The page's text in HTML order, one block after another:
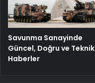
Savunma Sanayinde
Güncel, Doğru ve Teknik
Haberler